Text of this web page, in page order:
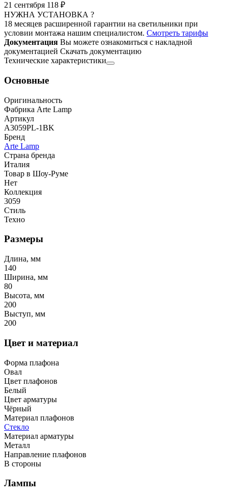
21 сентября 118 ₽
НУЖНА УСТАНОВКА ?
18 месяцев расширенной гарантии на светильники при
условии монтажа нашим специалистом. Смотреть тарифы
Документация Вы можете ознакомиться с накладной
документацией Скачать документацию
Технические характеристики
Основные
Оригинальность
Фабрика Arte Lamp
Артикул
A3059PL-1BK
Бренд
Arte Lamp
Страна бренда
Италия
Товар в Шоу-Руме
Нет
Коллекция
3059
Стиль
Техно
Размеры
Длина, мм
140
Ширина, мм
80
Высота, мм
200
Выступ, мм
200
Цвет и материал
Форма плафона
Овал
Цвет плафонов
Белый
Цвет арматуры
Чёрный
Материал плафонов
Стекло
Материал арматуры
Металл
Направление плафонов
В стороны
Лампы